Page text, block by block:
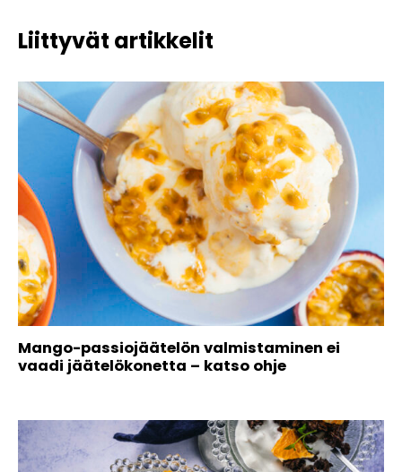
Liittyvät artikkelit
Mango-passiojäätelön valmistaminen ei
vaadi jäätelökonetta – katso ohje